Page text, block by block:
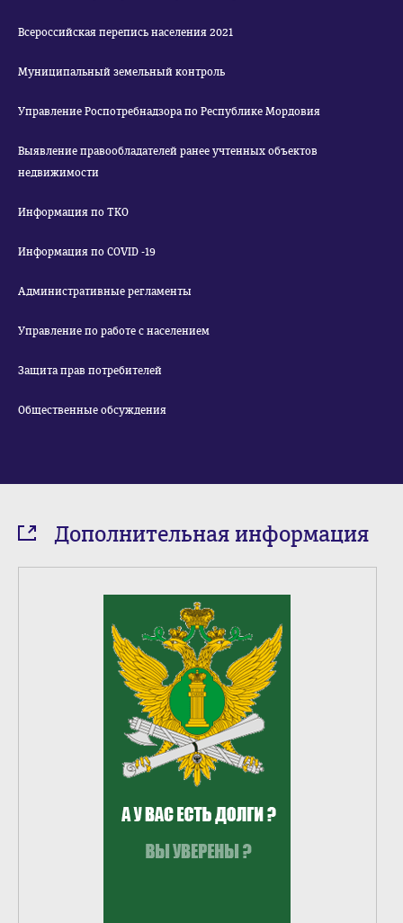
Всероссийская перепись населения 2021
Муниципальный земельный контроль
Управление Роспотребнадзора по Республике Мордовия
Выявление правообладателей ранее учтенных объектов
недвижимости
Информация по ТКО
Информация по COVID -19
Административные регламенты
Управление по работе с населением
Защита прав потребителей
Общественные обсуждения
Дополнительная информация